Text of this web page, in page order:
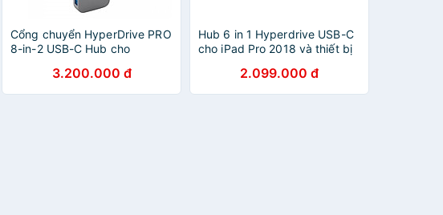
Cổng chuyển HyperDrive PRO
8-in-2 USB-C Hub cho
và MacBook Air 2018
3.200.000 đ
Hub 6 in 1 Hyperdrive USB-C
cho iPad Pro 2018 và thiết bị
Hàng chính hãng
2.099.000 đ